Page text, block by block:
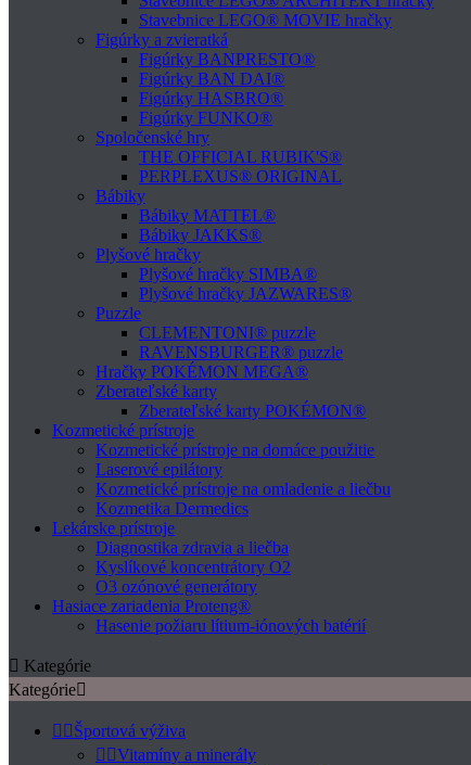
Stavebnice LEGO® MOVIE hračky
Figúrky a zvieratká
Figúrky BANPRESTO®
Figúrky BAN DAI®
Figúrky HASBRO®
Figúrky FUNKO®
Spoločenské hry
THE OFFICIAL RUBIK'S®
PERPLEXUS® ORIGINAL
Bábiky
Bábiky MATTEL®
Bábiky JAKKS®
Plyšové hračky
Plyšové hračky SIMBA®
Plyšové hračky JAZWARES®
Puzzle
CLEMENTONI® puzzle
RAVENSBURGER® puzzle
Hračky POKÉMON MEGA®
Zberateľské karty
Zberateľské karty POKÉMON®
Kozmetické prístroje
Kozmetické prístroje na domáce použitie
Laserové epilátory
Kozmetické prístroje na omladenie a liečbu
Kozmetika Dermedics
Lekárske prístroje
Diagnostika zdravia a liečba
Kyslíkové koncentrátory O2
O3 ozónové generátory
Hasiace zariadenia Proteng®
Hasenie požiaru lítium-iónových batérií
 Kategórie
Kategórie
 Športová výživa
 Vitamíny a minerály